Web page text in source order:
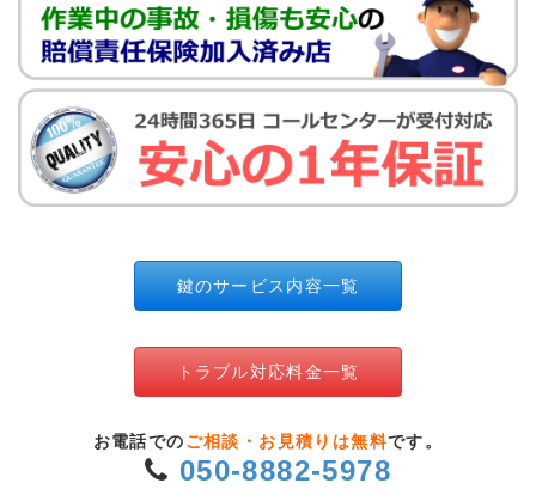
鍵のサービス内容一覧
トラブル対応料金一覧
お電話での ご相談・お見積りは無料です。
050-8882-5978